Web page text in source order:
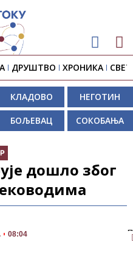
ДРУШТВО ХРОНИКА СВЕТ
КЛАДОВО НЕГОТИН
БОЉЕВАЦ СОКОБАЊА
дошло због
08:04